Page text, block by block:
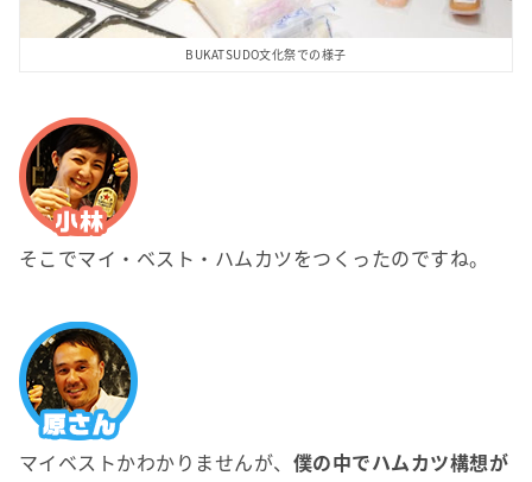
BUKATSUDO文化祭での様子
そこでマイ・ベスト・ハムカツをつくったのですね。
マイベストかわかりませんが、 僕の中でハムカツ構想が